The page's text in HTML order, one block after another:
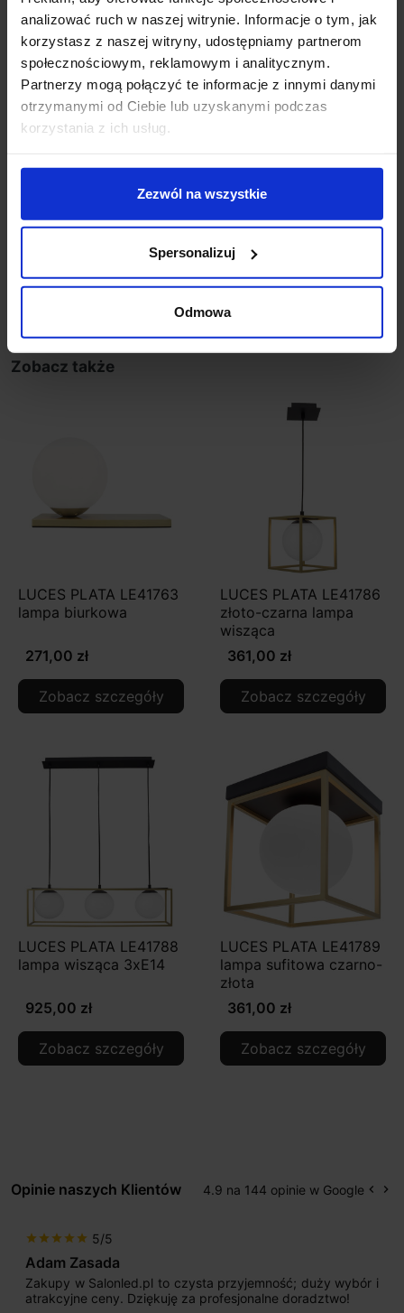
analizować ruch w naszej witrynie. Informacje o tym, jak
korzystasz z naszej witryny, udostępniamy partnerom
społecznościowym, reklamowym i analitycznym.
Partnerzy mogą połączyć te informacje z innymi danymi
otrzymanymi od Ciebie lub uzyskanymi podczas
korzystania z ich usług.
Zezwól na wszystkie
Spersonalizuj
Odmowa
wysokość (mm): 200
szerokość (mm): 455
głębokość (mm): 455
ilość źródeł / rodzaj trzonka: 4 x E14
max moc źródła: 12 W
napięcie: 230 V
kolor lampy: złoty i odcienie złota
IP: 20
Szczegóły produktu
Zobacz także
LUCES PLATA LE41763
lampa biurkowa
271,00 zł
Zobacz szczegóły
LUCES PLATA LE41786
złoto-czarna lampa
wisząca
361,00 zł
Zobacz szczegóły
LUCES PLATA LE41788
lampa wisząca 3xE14
925,00 zł
Zobacz szczegóły
LUCES PLATA LE41789
lampa sufitowa czarno-
złota
361,00 zł
Zobacz szczegóły
Opinie naszych Klientów 4.9 na 144 opinie w Google keyboard_arrow_left keyboard_arrow_right
star star star star star 5/5
Adam Zasada
Zakupy w Salonled.pl to czysta przyjemność; duży wybór i
atrakcyjne ceny. Dziękuję za profesjonalne doradztwo!